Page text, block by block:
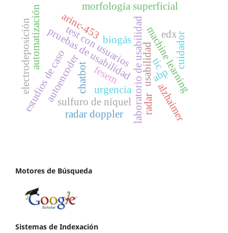
laboratorio de usabilidad
pruebas de usabilidad
test con usuarios usabilidad
automatización biogás
autoencoder machine learning
abp
estudios de caso
electrodeposición
sulfuro de níquel
fesem
edx
morfología superficial
chatbot
alzhaimer
cuidador
urgencia
tic
radar
arinc-453
radar doppler
Motores de Búsqueda
Sistemas de Indexación